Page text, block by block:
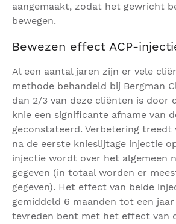
aangemaakt, zodat het gewricht
bewegen.
Bewezen effect ACP-
Al een aantal jaren zijn er vele
methode behandeld bij Bergman
dan 2/3 van deze cliënten is door
knie een significante afname van
geconstateerd. Verbetering treedt
na de eerste knieslijtage injectie
injectie wordt over het algemeen
gegeven (in totaal worden er
gegeven). Het effect van beide
gemiddeld 6 maanden tot een jaar
tevreden bent met het effect van